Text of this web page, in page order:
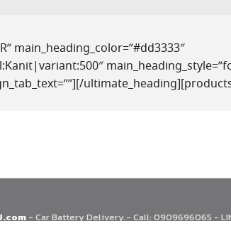
main_heading_color=”#dd3333″
- Car Battery Delivery.- Call: 0909696065 -